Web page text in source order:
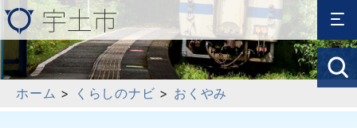
ホーム > くらしのナビ > おくやみ